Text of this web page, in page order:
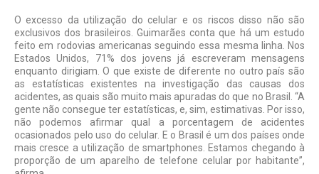
O excesso da utilização do celular e os riscos disso não são
exclusivos dos brasileiros. Guimarães conta que há um estudo
feito em rodovias americanas seguindo essa mesma linha. Nos
Estados Unidos, 71% dos jovens já escreveram mensagens
enquanto dirigiam. O que existe de diferente no outro país são
as estatísticas existentes na investigação das causas dos
acidentes, as quais são muito mais apuradas do que no Brasil. “A
gente não consegue ter estatísticas, e, sim, estimativas. Por isso,
não podemos afirmar qual a porcentagem de acidentes
ocasionados pelo uso do celular. E o Brasil é um dos países onde
mais cresce a utilização de smartphones. Estamos chegando à
proporção de um aparelho de telefone celular por habitante”,